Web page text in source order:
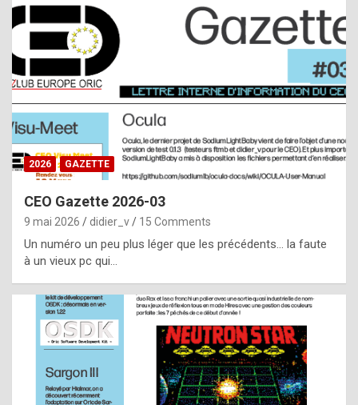
s
t
a
s
i
e
f
o
m
m
a
y
2026 GAZETTE
CEO Gazette 2026-03
9 mai 2026 didier_v 15 Comments
Un numéro un peu plus léger que les précédents… la faute
à un vieux pc qui…